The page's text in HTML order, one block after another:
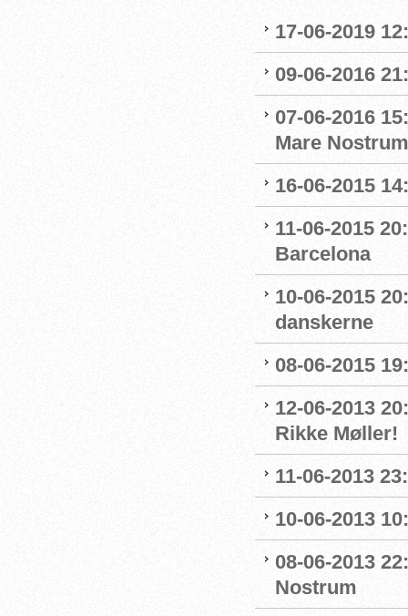
17-06-2019
09-06-2016
07-06-2016
Mare Nostrum
16-06-2015
11-06-2015
Barcelona
10-06-2015
danskerne
08-06-2015
12-06-2013
Rikke Møller!
11-06-2013
10-06-2013
08-06-2013
Nostrum